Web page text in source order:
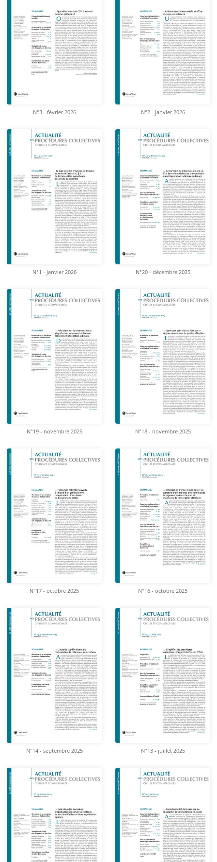
N°3 - février 2026 N°2 - janvier 2026
N°1 - janvier 2026 N°20 - décembre 2025
N°19 - novembre 2025 N°18 - novembre 2025
N°17 - octobre 2025 N°16 - octobre 2025
N°14 - septembre 2025 N°13 - juillet 2025